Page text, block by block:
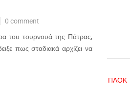
0 comment
ΠΑΟΚ
του τουρνουά της Πάτρας,
πως σταδιακά αρχίζει να